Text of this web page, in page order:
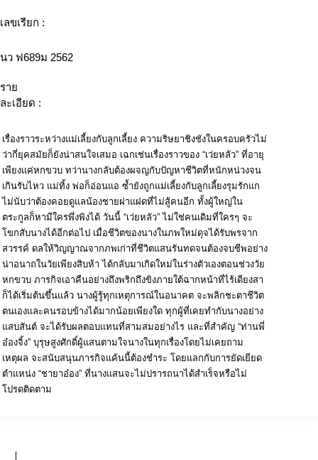
เลขเรียก :
นว ฟ689ม 2562
ราย
ละเอียด :
เรื่องราวระหว่างแม่เลี้ยงกับลูกเลี้ยง ความริษยาชิงชังในครอบครัวไม่
ว่ากี่ยุคสมัยก็ยังน่าสนใจเสมอ เฉกเช่นเรื่องราวของ “เว่ยหลัว” ที่อายุ
เพียงแค่หกขวบ ทว่านางกลับต้องผจญกับปัญหาชีวิตที่หนักหน่วงจน
เกินรับไหว แม่ทิ้ง พ่อก็อ่อนแอ ซ้ำยังถูกแม่เลี้ยงกับลูกเลี้ยงรุมรักแก
ไม่นับว่าต้องคอยดูแลน้องชายฝาแฝดที่ไม่สู้คนอีก ทั้งผู้ใหญ่ใน
ตระกูลก็หามีใครพึ่งพิงได้ วันนี้ “เว่ยหลัว” ไม่ใช่คนเดิมที่ใครๆ จะ
โขกสับนางได้อีกต่อไป เมื่อชีวิตของนางในภพใหม่ดุจได้รับพรจาก
สวรรค์ ดลให้วิญญาณจากภพเก่าที่ชีวิตแสนรันทดจนต้องจบชีพอย่าง
น่าอนาถในวัยเพียงสิบห้า ได้กลับมาเกิดใหม่ในร่างตัวเองตอนช่วงวัย
หกขวบ ภารกิจเอาคืนอย่างถึงพริกถึงขิงภายใต้ฉากหน้าที่ไร้เดียงสา
ก็ได้เริ่มต้นขึ้นแล้ว นางผู้รู้ทุกเหตุการณ์ในอนาคต จะพลิกชะตาชีวิต
ตนเองและคนรอบข้างได้มากน้อยเพียงใด ทุกผู้ที่เคยทำกับนางอย่าง
แสบสันต์ จะได้รับผลตอบแทนที่สามสมอย่างไร และที่สำคัญ “ท่านพี่
อ๋องจิ้ง” บุรุษสูงศักดิ์ผู้แสนตามใจนางในทุกเรื่องโดยไม่เคยถาม
เหตุผล จะสนับสนุนภารกิจแค้นนี้ต้องชำระ โดยแลกกับการยัดเยียด
ตำแหน่ง “ชายาอ๋อง” ที่นางแสนจะไม่ปรารถนาได้สำเร็จหรือไม่
โปรดติดตาม